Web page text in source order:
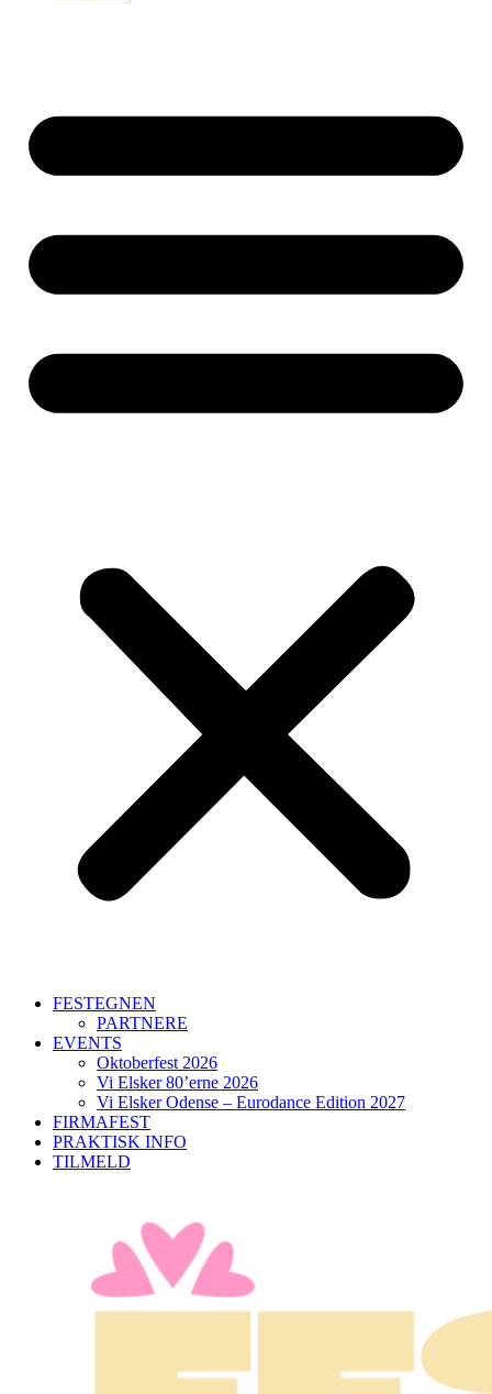
FESTEGNEN
PARTNERE
EVENTS
Oktoberfest 2026
Vi Elsker 80’erne 2026
Vi Elsker Odense – Eurodance Edition 2027
FIRMAFEST
PRAKTISK INFO
TILMELD